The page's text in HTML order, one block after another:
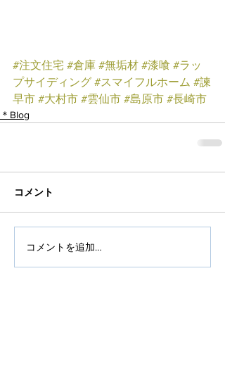
#注文住宅 #倉庫 #無垢材 #漆喰 #ラッ
プサイディング #スマイフルホーム #諫
早市 #大村市 #雲仙市 #島原市 #長崎市
＊Blog
コメント
コメントを追加…